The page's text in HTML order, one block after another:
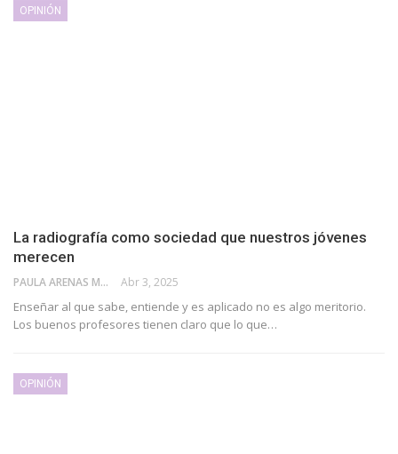
OPINIÓN
La radiografía como sociedad que nuestros jóvenes
merecen
PAULA ARENAS MARTÍN ABRIL Abr 3, 2025
Enseñar al que sabe, entiende y es aplicado no es algo meritorio.
Los buenos profesores tienen claro que lo que…
OPINIÓN